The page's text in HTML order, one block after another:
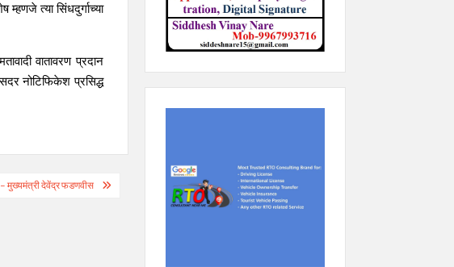
त्या सिंधदुर्गाच्या
वातावरण प्रदान
नोटिफिकेश प्रसिद्ध
– मुख्यमंत्री देवेंद्र फडणवीस